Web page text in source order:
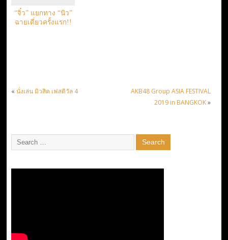
“จิ๋ว” แยกทาง “นิว”
ฉายเดี่ยวครั้งแรก!!
« นั่งเล่น มิวสิค เฟสติวัล 4
AKB48 Group ASIA FESTIVAL
2019 in BANGKOK»